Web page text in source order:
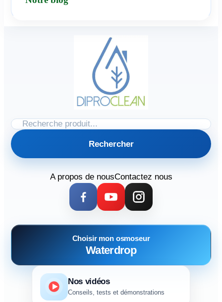
Rechercher
A propos de nousContactez nous
Choisir mon osmoseur
Waterdrop
Nos vidéos
Conseils, tests et démonstrations